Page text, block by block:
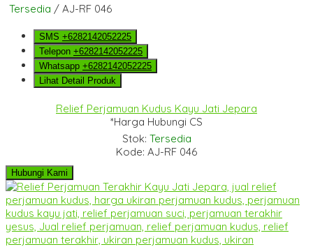
Tersedia / AJ-RF 046
SMS +6282142052225
Telepon +6282142052225
Whatsapp +6282142052225
Lihat Detail Produk
Relief Perjamuan Kudus Kayu Jati Jepara
*Harga Hubungi CS
Stok: Tersedia
Kode: AJ-RF 046
Hubungi Kami